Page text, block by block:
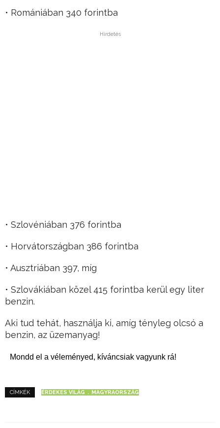
• Romániában 340 forintba
Hirdetés
• Szlovéniában 376 forintba
• Horvátországban 386 forintba
• Ausztriában 397, míg
• Szlovákiában közel 415 forintba kerül egy liter
benzin.
Aki tud tehát, használja ki, amíg tényleg olcsó a
benzin, az üzemanyag!
Mondd el a véleményed, kíváncsiak vagyunk rá!
CÍMKÉK ÉRDEKES VILÁG MAGYRAORSZÁG